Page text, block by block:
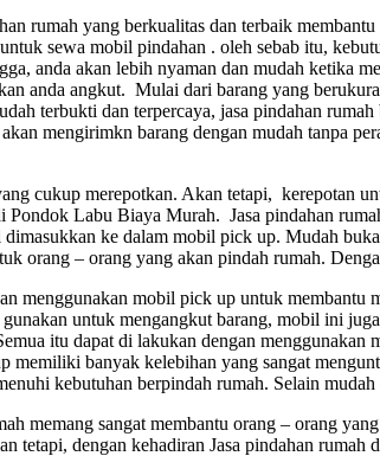
rumah yang berkualitas dan terbaik
sewa mobil pindahan . oleh sebab itu,
anda akan lebih nyaman dan mudah ketika
anda angkut. Mulai dari barang yang
terbukti dan terpercaya, jasa pindahan
mengirimkn barang dengan mudah tanpa
cukup merepotkan. Akan tetapi, kerepotan
Pondok Labu Biaya Murah. Jasa pindahan
dimasukkan ke dalam mobil pick up. Mudah
orang – orang yang akan pindah rumah.
menggunakan mobil pick up untuk
untuk mengangkut barang, mobil ini
itu dapat di lakukan dengan
banyak kelebihan yang sangat
kebutuhan berpindah rumah. Selain
memang sangat membantu orang – orang
tetapi, dengan kehadiran Jasa pindahan